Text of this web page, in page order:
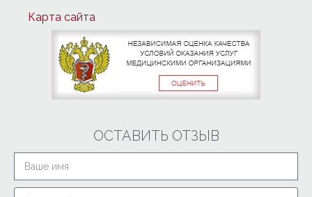
Карта сайта
ОСТАВИТЬ ОТЗЫВ